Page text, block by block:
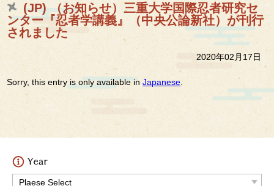
(JP) （お知らせ）三重大学国際忍者研究セ
ンター『忍者学講義』（中央公論新社）が刊行
されました
2020年02月17日
Sorry, this entry is only available inJapanese